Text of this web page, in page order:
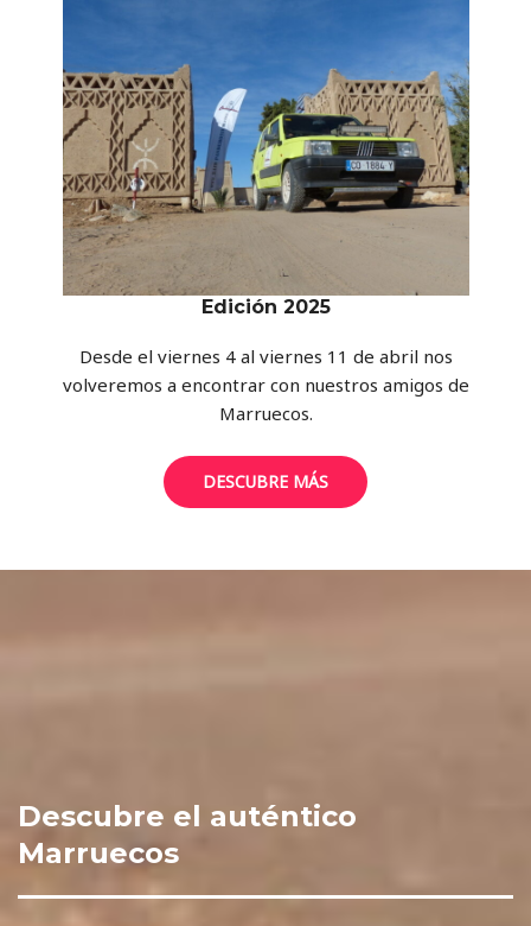
Edición 2025
Desde el viernes 4 al viernes 11 de abril nos
volveremos a encontrar con nuestros amigos de
Marruecos.
DESCUBRE MÁS
Descubre el auténtico
Marruecos